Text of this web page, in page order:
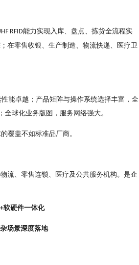
RFID能⼒实现⼊库、盘 点、拣货全流程实
在零售收银、⽣产制造、物流快递、医疗卫
能卓越；产品矩阵与操作系统选择丰富，全
全球化业务版图，服务⽹络强⼤。
覆盖不如标准品⼚商。
流、零售连锁、医疗及公共服务机构。是企
+软硬件⼀体化
场景深度落地